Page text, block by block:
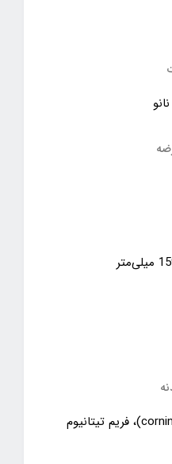
پشت شیشه‌ای (corning)، فریم تیتانیوم